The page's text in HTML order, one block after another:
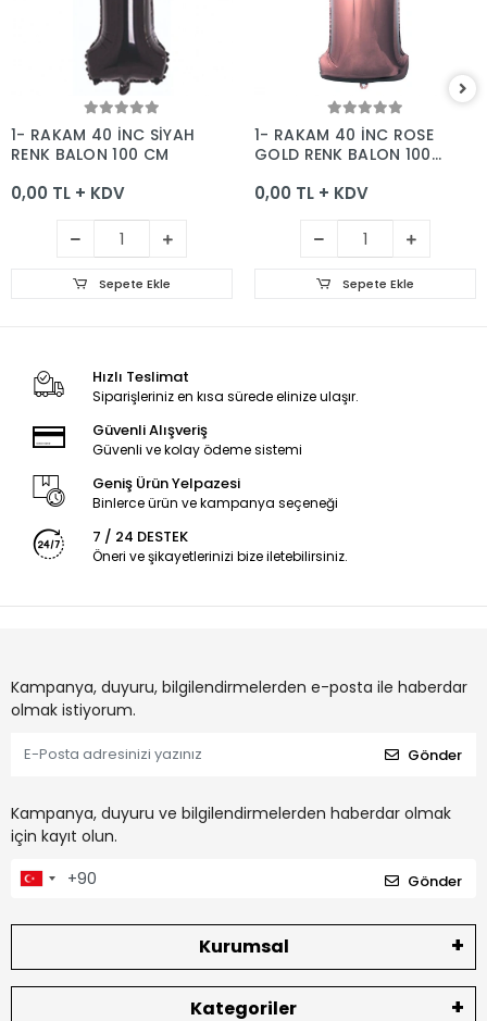
Sepete Ekle
1- RAKAM 40 İNC SİYAH
RENK BALON 100 CM
0,00 TL + KDV
Sepete Ekle
Sepete Ekle
1- RAKAM 40 İNC ROSE
GOLD RENK BALON 100
0,00 TL + KDV
Sepete Ekle
Hızlı Teslimat
Siparişleriniz en kısa sürede elinize ulaşır.
Güvenli Alışveriş
Güvenli ve kolay ödeme sistemi
Geniş Ürün Yelpazesi
Binlerce ürün ve kampanya seçeneği
7 / 24 DESTEK
Öneri ve şikayetlerinizi bize iletebilirsiniz.
Kampanya, duyuru, bilgilendirmelerden e-posta ile haberdar
olmak istiyorum.
Gönder
Kampanya, duyuru ve bilgilendirmelerden haberdar olmak
için kayıt olun.
Gönder
Kurumsal
Kategoriler